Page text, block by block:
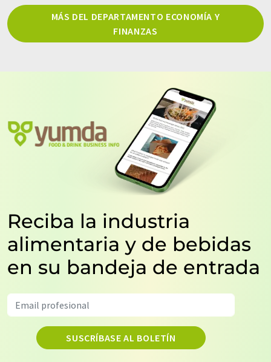
MÁS DEL DEPARTAMENTO ECONOMÍA Y
FINANZAS
Reciba la industria
alimentaria y de bebidas
en su bandeja de entrada
SUSCRÍBASE AL BOLETÍN